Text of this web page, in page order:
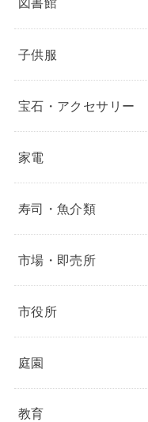
図書館
子供服
宝石・アクセサリー
家電
寿司・魚介類
市場・即売所
市役所
庭園
教育